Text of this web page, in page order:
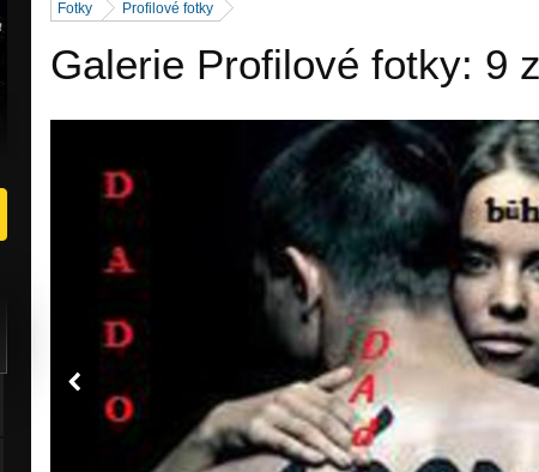
Fotky Profilové fotky
Galerie Profilové fotky: 9